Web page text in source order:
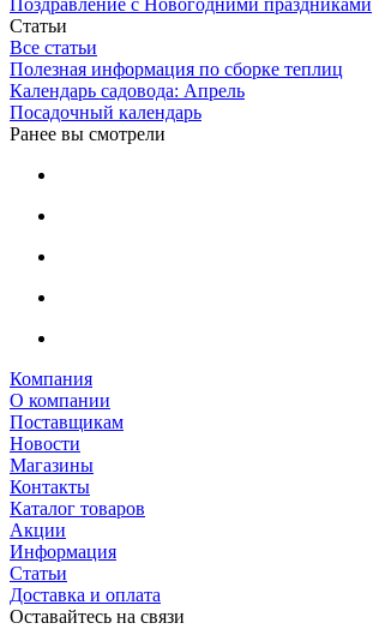
Поздравление с Новогодними праздниками
Статьи
Все статьи
Полезная информация по сборке теплиц
Календарь садовода: Апрель
Посадочный календарь
Ранее вы смотрели
Компания
О компании
Поставщикам
Новости
Магазины
Контакты
Каталог товаров
Акции
Информация
Статьи
Доставка и оплата
Оставайтесь на связи